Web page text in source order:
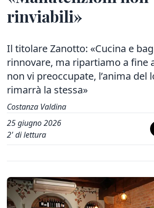
rinviabili»
Il titolare Zanotto: «Cucina e
rinnovare, ma ripartiamo a fine
non vi preoccupate, l’anima del
rimarrà la stessa»
Costanza Valdina
25 giugno 2026
2' di lettura